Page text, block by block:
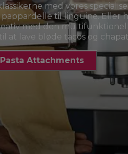
med vores
pappardelle til linguine. Eller
med den
at lave bløde tacos og
Pasta Attachments